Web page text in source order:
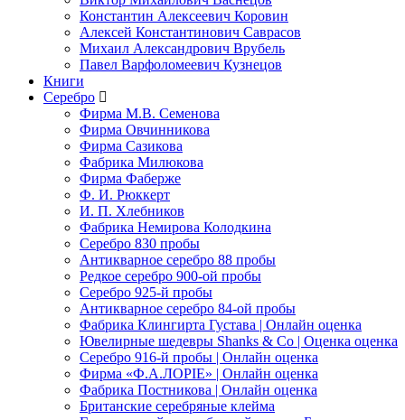
Константин Алексеевич Коровин
Алексей Константинович Саврасов
Михаил Александрович Врубель
Павел Варфоломеевич Кузнецов
Книги
Серебро
Фирма М.В. Семенова
Фирма Овчинникова
Фирма Сазикова
Фабрика Милюкова
Фирма Фаберже
Ф. И. Рюккерт
И. П. Хлебников
Фабрика Немирова Колодкина
Серебро 830 пробы
Антикварное серебро 88 пробы
Редкое серебро 900-ой пробы
Серебро 925-й пробы
Антикварное серебро 84-ой пробы
Фабрика Клингирта Густава | Онлайн оценка
Ювелирные шедевры Shanks & Co | Оценка оценка
Серебро 916-й пробы | Онлайн оценка
Фирма «Ф.А.ЛОРIЕ» | Онлайн оценка
Фабрика Постникова | Онлайн оценка
Британские серебряные клейма